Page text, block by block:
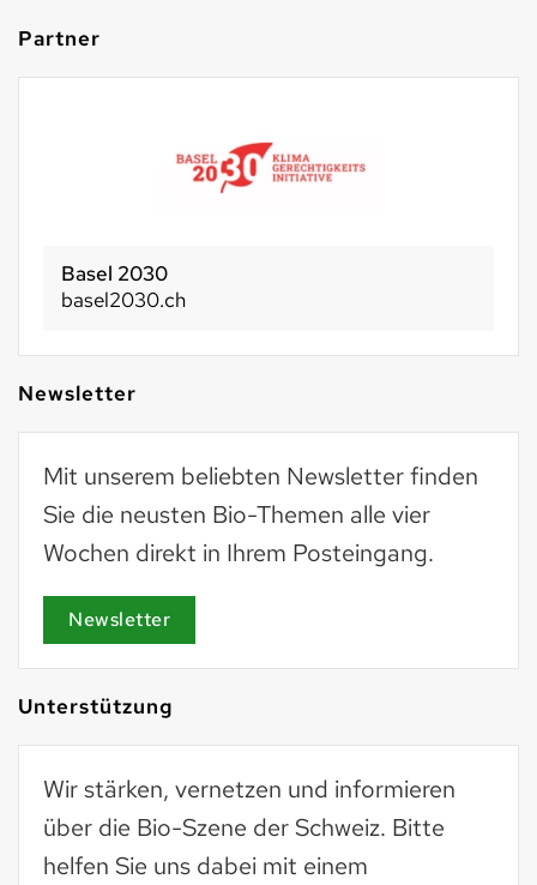
Partner
Basel 2030
basel2030.ch
Newsletter
Mit unserem beliebten Newsletter finden
Sie die neusten Bio-Themen alle vier
Wochen direkt in Ihrem Posteingang.
Newsletter
Unterstützung
Wir stärken, vernetzen und informieren
über die Bio-Szene der Schweiz. Bitte
helfen Sie uns dabei mit einem